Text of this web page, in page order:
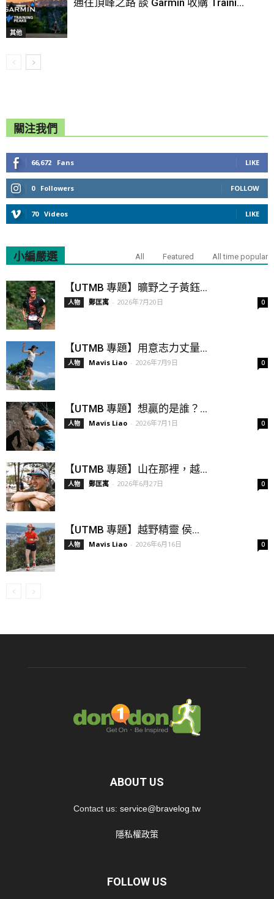
其他
通往頂峰之路 談 Garmin 收購 Traini...
關注我們
66,672 Fans LIKE
0 Followers FOLLOW
70 Videos LIKE
小編嚴選 All Featured All time popular
【UTMB 專題】曠野之子黃鈺...
人物 鄭匡寓 - 2026年7月20日 0
【UTMB 專題】用意志力丈量...
人物 Mavis Liao - 2026年7月9日 0
【UTMB 專題】想贏的是誰？...
人物 Mavis Liao - 2026年7月1日 0
【UTMB 專題】山在那裡，越...
人物 鄭匡寓 - 2026年6月27日 0
【UTMB 專題】越野精靈 侯...
人物 Mavis Liao - 2026年6月16日 0
ABOUT US
Contact us: service@bravelog.tw
隱私權政策
FOLLOW US